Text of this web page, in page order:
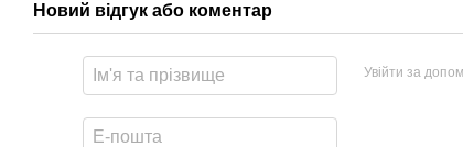
Новий відгук або коментар
Увійти за